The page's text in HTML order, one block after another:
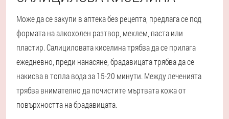
Може да се закупи в аптека без рецепта, предлага се под
формата на алкохолен разтвор, мехлем, паста или
пластир. Салициловата киселина трябва да се прилага
ежедневно, преди нанасяне, брадавицата трябва да се
накисва в топла вода за 15-20 минути. Между леченията
трябва внимателно да почистите мъртвата кожа от
повърхността на брадавицата.